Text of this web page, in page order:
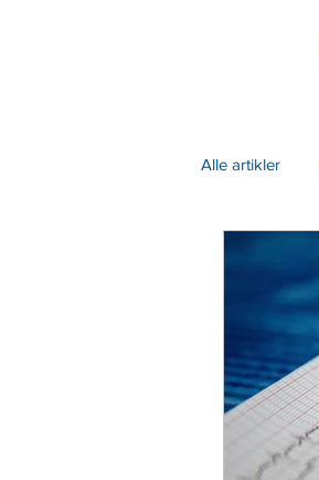
Alle artikler